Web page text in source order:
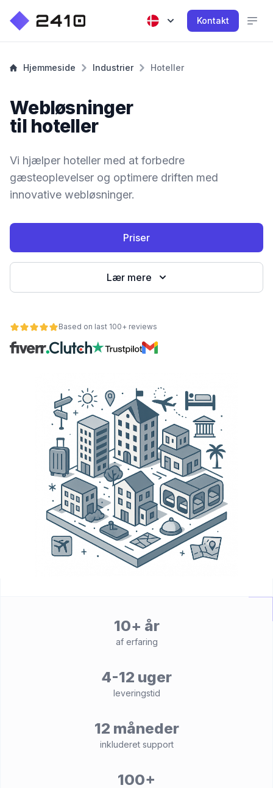
Kontakt
Hjemmeside Industrier Hoteller
Webløsninger
til hoteller
Vi hjælper hoteller med at forbedre
gæsteoplevelser og optimere driften med
innovative webløsninger.
Priser
Lær mere
Based on last 100+ reviews
10+ år
af erfaring
4-12 uger
leveringstid
12 måneder
inkluderet support
100+